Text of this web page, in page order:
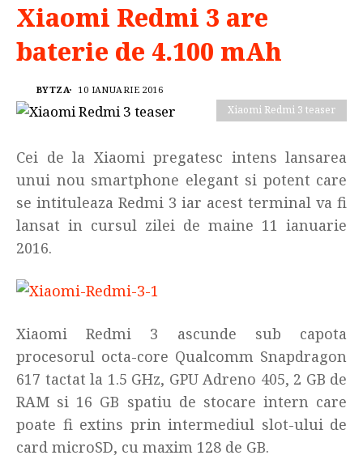
Xiaomi Redmi 3 are
baterie de 4.100 mAh
BYTZA 10 IANUARIE 2016
Xiaomi Redmi 3 teaser
Cei de la Xiaomi pregatesc intens lansarea
unui nou smartphone elegant si potent care
se intituleaza Redmi 3 iar acest terminal va fi
lansat in cursul zilei de maine 11 ianuarie
2016.
Xiaomi Redmi 3 ascunde sub capota
procesorul octa-core Qualcomm Snapdragon
617 tactat la 1.5 GHz, GPU Adreno 405, 2 GB de
RAM si 16 GB spatiu de stocare intern care
poate fi extins prin intermediul slot-ului de
card microSD, cu maxim 128 de GB.